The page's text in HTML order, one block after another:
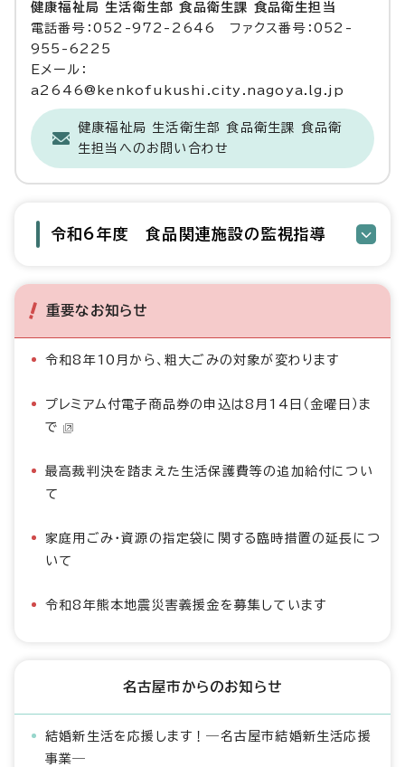
健康福祉局 生活衛生部 食品衛生課 食品衛生担当
電話番号：052-972-2646 ファクス番号：052-
955-6225
Eメール：
a2646@kenkofukushi.city.nagoya.lg.jp
健康福祉局 生活衛生部 食品衛生課 食品衛
生担当へのお問い合わせ
令和6年度 食品関連施設の監視指導
重要なお知らせ
令和8年10月から、粗大ごみの対象が変わります
プレミアム付電子商品券の申込は8月14日（金曜日）ま
で
最高裁判決を踏まえた生活保護費等の追加給付につい
て
家庭用ごみ・資源の指定袋に関する臨時措置の延長につ
いて
令和8年熊本地震災害義援金を募集しています
名古屋市からのお知らせ
結婚新生活を応援します！―名古屋市結婚新生活応援
事業―